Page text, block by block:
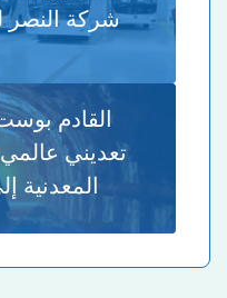
شركة النصر
القادم
تعديني
المعدنية